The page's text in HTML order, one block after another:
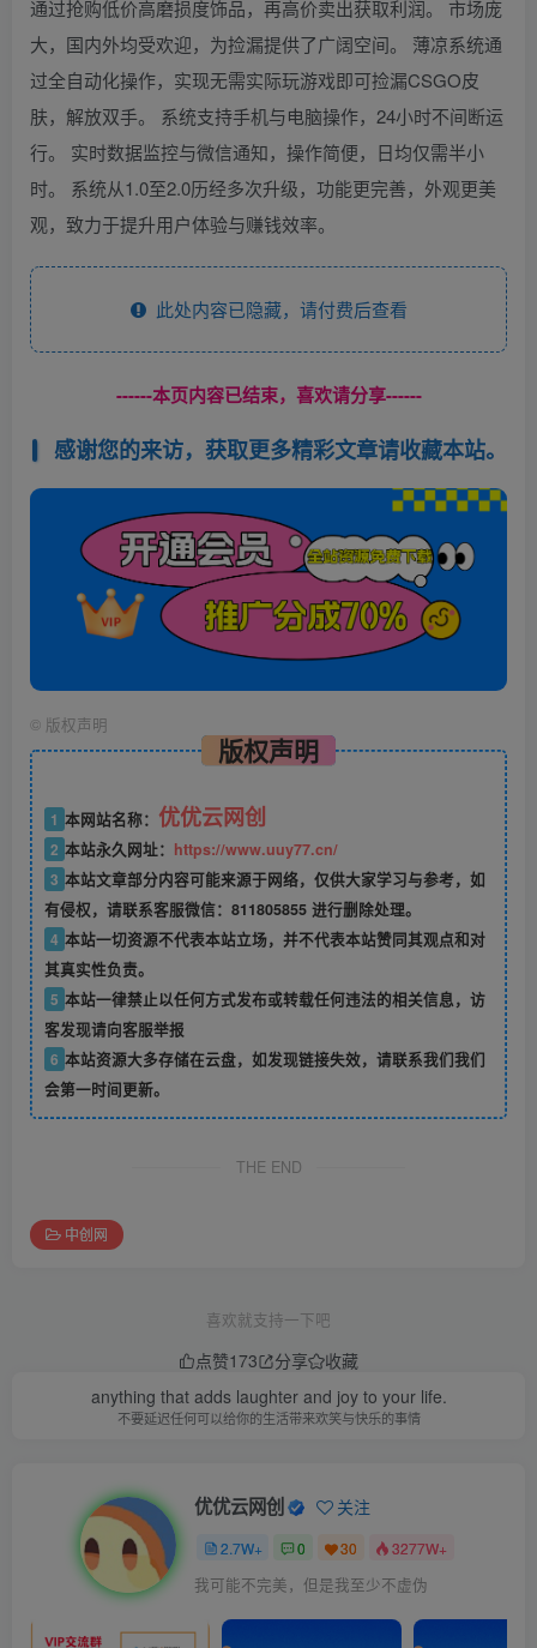
通过抢购低价高磨损度饰品，再高价卖出获取利润。 市场庞
大，国内外均受欢迎，为捡漏提供了广阔空间。 薄凉系统通
过全自动化操作，实现无需实际玩游戏即可捡漏CSGO皮
肤，解放双手。 系统支持手机与电脑操作，24小时不间断运
行。 实时数据监控与微信通知，操作简便，日均仅需半小
时。 系统从1.0至2.0历经多次升级，功能更完善，外观更美
观，致力于提升用户体验与赚钱效率。
此处内容已隐藏，请付费后查看
------本页内容已结束，喜欢请分享------
感谢您的来访，获取更多精彩文章请收藏本站。
© 版权声明
版权声明
1 本网站名称： 优优云网创
2 本站永久网址： https://www.uuy77.cn/
3 本站文章部分内容可能来源于网络，仅供大家学习与参考，如
有侵权，请联系客服微信：811805855 进行删除处理。
4 本站一切资源不代表本站立场，并不代表本站赞同其观点和对
其真实性负责。
5 本站一律禁止以任何方式发布或转载任何违法的相关信息，访
客发现请向客服举报
6 本站资源大多存储在云盘，如发现链接失效，请联系我们我们
会第一时间更新。
THE END
中创网
喜欢就支持一下吧
点赞173 分享
收藏
anything that adds laughter and joy to your life.
不要延迟任何可以给你的生活带来欢笑与快乐的事情
优优云网创 关注
2.7W+ 0 30 3277W+
我可能不完美，但是我至少不虚伪